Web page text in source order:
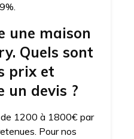
une maison
Quels sont
prix et
un devis ?
1200 à 1800€ par
Pour nos